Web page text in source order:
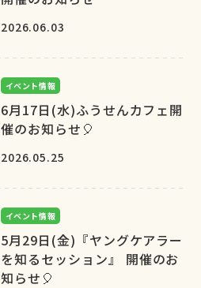
2026.06.03
イベント情報
6月17日(水)ふうせんカフェ開
催のお知らせ🎈
2026.05.25
イベント情報
5月29日(金)『ヤングケアラー
を知るセッション』 開催のお
知らせ🎈